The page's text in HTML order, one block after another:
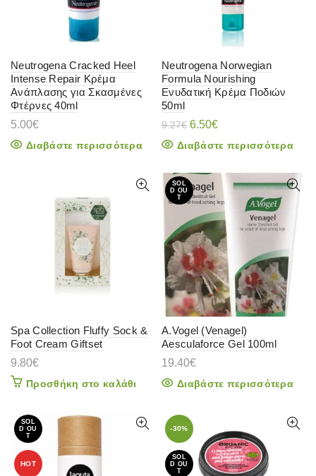
Neutrogena Cracked Heel
Intense Repair Κρέμα
Ανάπλασης για Σκασμένες
Φτέρνες 40ml
5.00€
Διαβάστε περισσότερα
Neutrogena Norwegian
Formula Nourishing
Ενυδατική Κρέμα Ποδιών
50ml
9.27€ Original
was:
6.50€Η
τιμή
6.50€.
Διαβάστε περισσότερα
Spa Collection Fluffy Sock &
Foot Cream Giftset
9.80€
Προσθήκη στο καλάθι
SOL
D OU
T
A.Vogel (Venagel)
Aesculaforce Gel 100ml
19.40€
Διαβάστε περισσότερα
SOL
D OU
T
HOT
-30%
SOL
D OU
T